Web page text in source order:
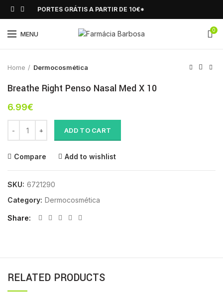
PORTES GRÁTIS A PARTIR DE 10€*
MENU 0
Click to enlarge
Home Dermocosmética
Breathe Right Penso Nasal Med X 10
6.99€
ADD TO CART
Compare Add to wishlist
SKU: 6721290
Category: Dermocosmética
Share
RELATED PRODUCTS